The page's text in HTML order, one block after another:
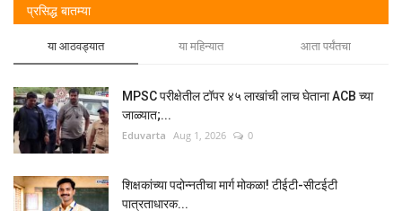
प्रसिद्ध बातम्या
या आठवड्यात या महिन्यात आता पर्यंतचा
MPSC परीक्षेतील टॉपर ४५ लाखांची लाच घेताना ACB च्या
जाळ्यात;...
Eduvarta Aug 1, 2026 0
शिक्षकांच्या पदोन्नतीचा मार्ग मोकळा! टीईटी-सीटईटी
पात्रताधारक...